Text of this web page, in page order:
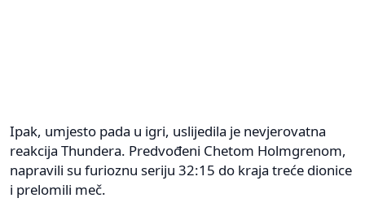
Ipak, umjesto pada u igri, uslijedila je nevjerovatna
reakcija Thundera. Predvođeni Chetom Holmgrenom,
napravili su furioznu seriju 32:15 do kraja treće dionice
i prelomili meč.